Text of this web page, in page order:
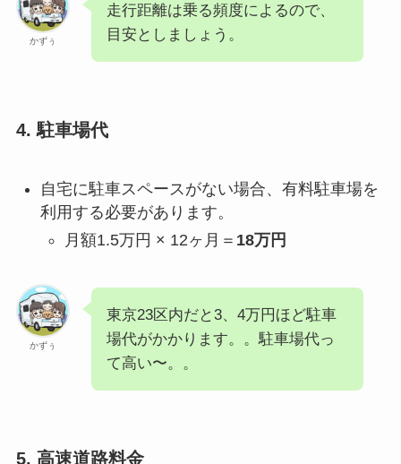
かずぅ
走行距離は乗る頻度によるので、
目安としましょう。
4. 駐車場代
自宅に駐車スペースがない場合、有料駐車場を
利用する必要があります。
月額1.5万円 × 12ヶ月＝ 18万円
かずぅ
東京23区内だと3、4万円ほど駐車
場代がかかります。。駐車場代っ
て高い〜。。
5. 高速道路料金